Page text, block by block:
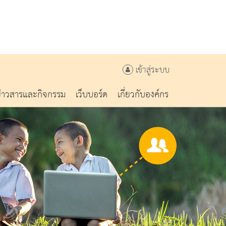
เข้าสู่ระบบ
วสารและกิจกรรม เว็บบอร์ด เกี่ยวกับองค์กร